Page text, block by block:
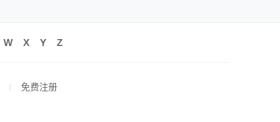
W X Y Z
免费注册